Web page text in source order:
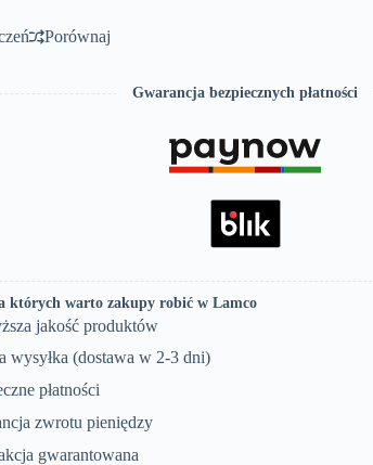
Porównaj
Gwarancja bezpiecznych płatności
których warto zakupy robić w Lamco
jakość produktów
wysyłka (dostawa w 2-3 dni)
płatności
zwrotu pieniędzy
gwarantowana